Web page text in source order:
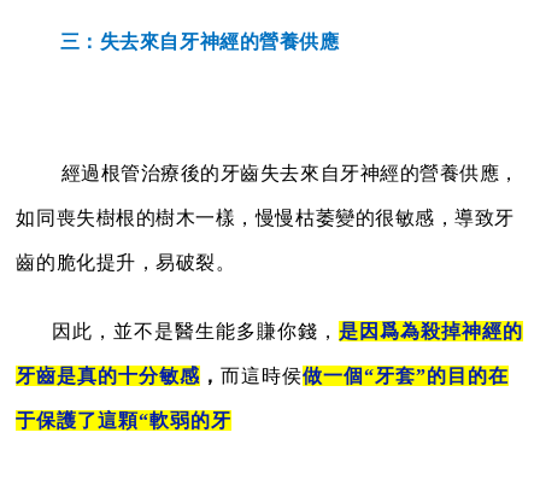
三：失去來自牙神經的營養供應
經過根管治療後的牙齒失去來自牙神經的營養供應，
如同喪失樹根的樹木一樣，慢慢枯萎變的很敏感，導致牙
齒的脆化提升，易破裂。
因此，並不是醫生能多賺你錢，是因爲為殺掉神經的
牙齒是真的十分敏感 ，而這時侯做一個“牙套”的目的在
于保護了這顆“軟弱的牙